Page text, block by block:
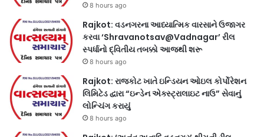
8 hours ago
Rajkot: વડનગરના આધ્યાત્મિક વારસાને ઉજાગર
કરવા ‘Shravanotsav@Vadnagar’ રીલ
સ્પર્ધાનો દ્વિતીય તબક્કો આજથી શરૂ
8 hours ago
Rajkot: રાજકોટ ખાતે ઇન્ડિયન ઓઇલ કોર્પોરેશન
લિમિટેડ દ્વારા “ઇન્ડેન એક્સ્ટ્રાલાઇટ નાઉ” સેવાનું
લોન્ચિંગ કરાયું
8 hours ago